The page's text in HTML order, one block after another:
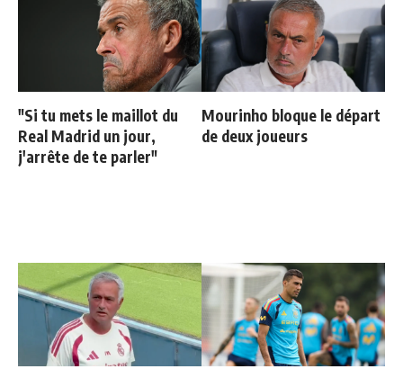
"Si tu mets le maillot du
Real Madrid un jour,
j'arrête de te parler"
Mourinho bloque le départ
de deux joueurs